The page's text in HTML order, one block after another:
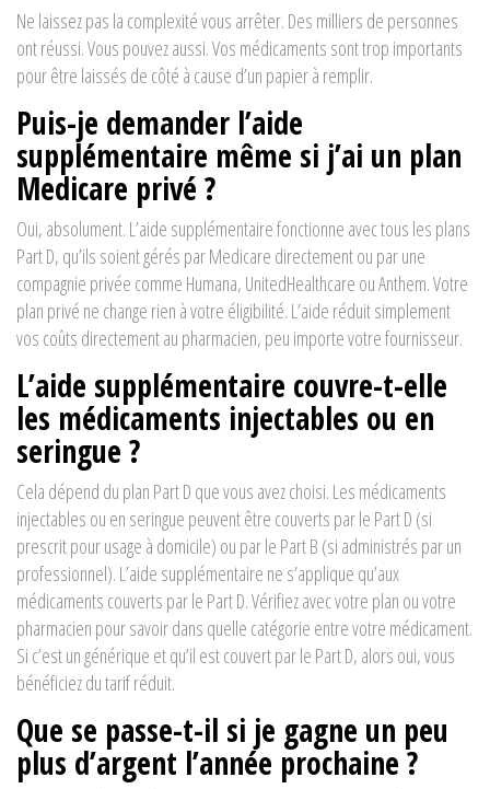
Ne laissez pas la complexité vous arrêter. Des milliers de personnes
ont réussi. Vous pouvez aussi. Vos médicaments sont trop importants
pour être laissés de côté à cause d’un papier à remplir.
Puis-je demander l’aide
supplémentaire même si j’ai un plan
Medicare privé ?
Oui, absolument. L’aide supplémentaire fonctionne avec tous les plans
Part D, qu’ils soient gérés par Medicare directement ou par une
compagnie privée comme Humana, UnitedHealthcare ou Anthem. Votre
plan privé ne change rien à votre éligibilité. L’aide réduit simplement
vos coûts directement au pharmacien, peu importe votre fournisseur.
L’aide supplémentaire couvre-t-elle
les médicaments injectables ou en
seringue ?
Cela dépend du plan Part D que vous avez choisi. Les médicaments
injectables ou en seringue peuvent être couverts par le Part D (si
prescrit pour usage à domicile) ou par le Part B (si administrés par un
professionnel). L’aide supplémentaire ne s’applique qu’aux
médicaments couverts par le Part D. Vérifiez avec votre plan ou votre
pharmacien pour savoir dans quelle catégorie entre votre médicament.
Si c’est un générique et qu’il est couvert par le Part D, alors oui, vous
bénéficiez du tarif réduit.
Que se passe-t-il si je gagne un peu
plus d’argent l’année prochaine ?